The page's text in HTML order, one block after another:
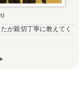
が親切丁寧に教えてく